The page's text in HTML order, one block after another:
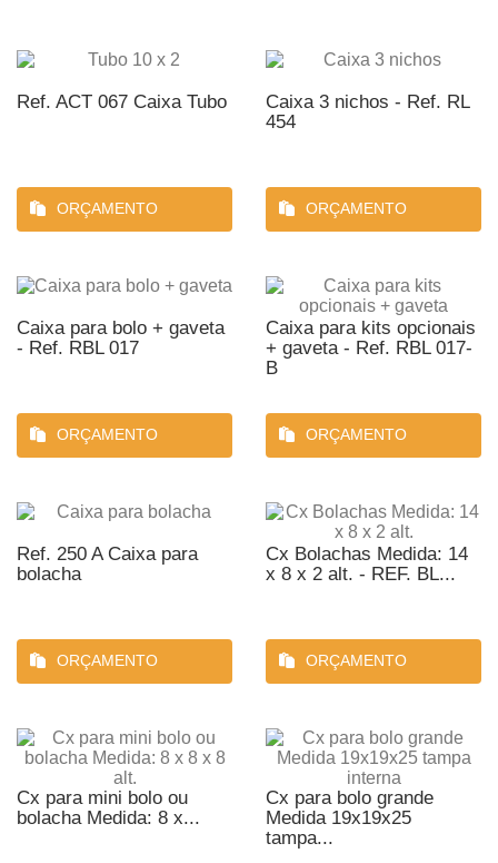
Ref. ACT 067 Caixa Tubo
ORÇAMENTO
Caixa 3 nichos - Ref. RL
454
ORÇAMENTO
Caixa para bolo + gaveta
- Ref. RBL 017
ORÇAMENTO
Caixa para kits opcionais
+ gaveta - Ref. RBL 017-
B
ORÇAMENTO
Ref. 250 A Caixa para
bolacha
ORÇAMENTO
Cx Bolachas Medida: 14
x 8 x 2 alt. - REF. BL...
ORÇAMENTO
Cx para mini bolo ou
bolacha Medida: 8 x...
Cx para bolo grande
Medida 19x19x25
tampa...